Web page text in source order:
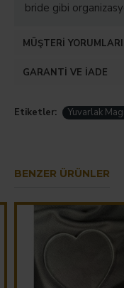
bride gibi
MÜŞTERI YORUMLARI
GARANTI VE İADE
Etiketler: Yuvarlak
BENZER ÜRÜNLER